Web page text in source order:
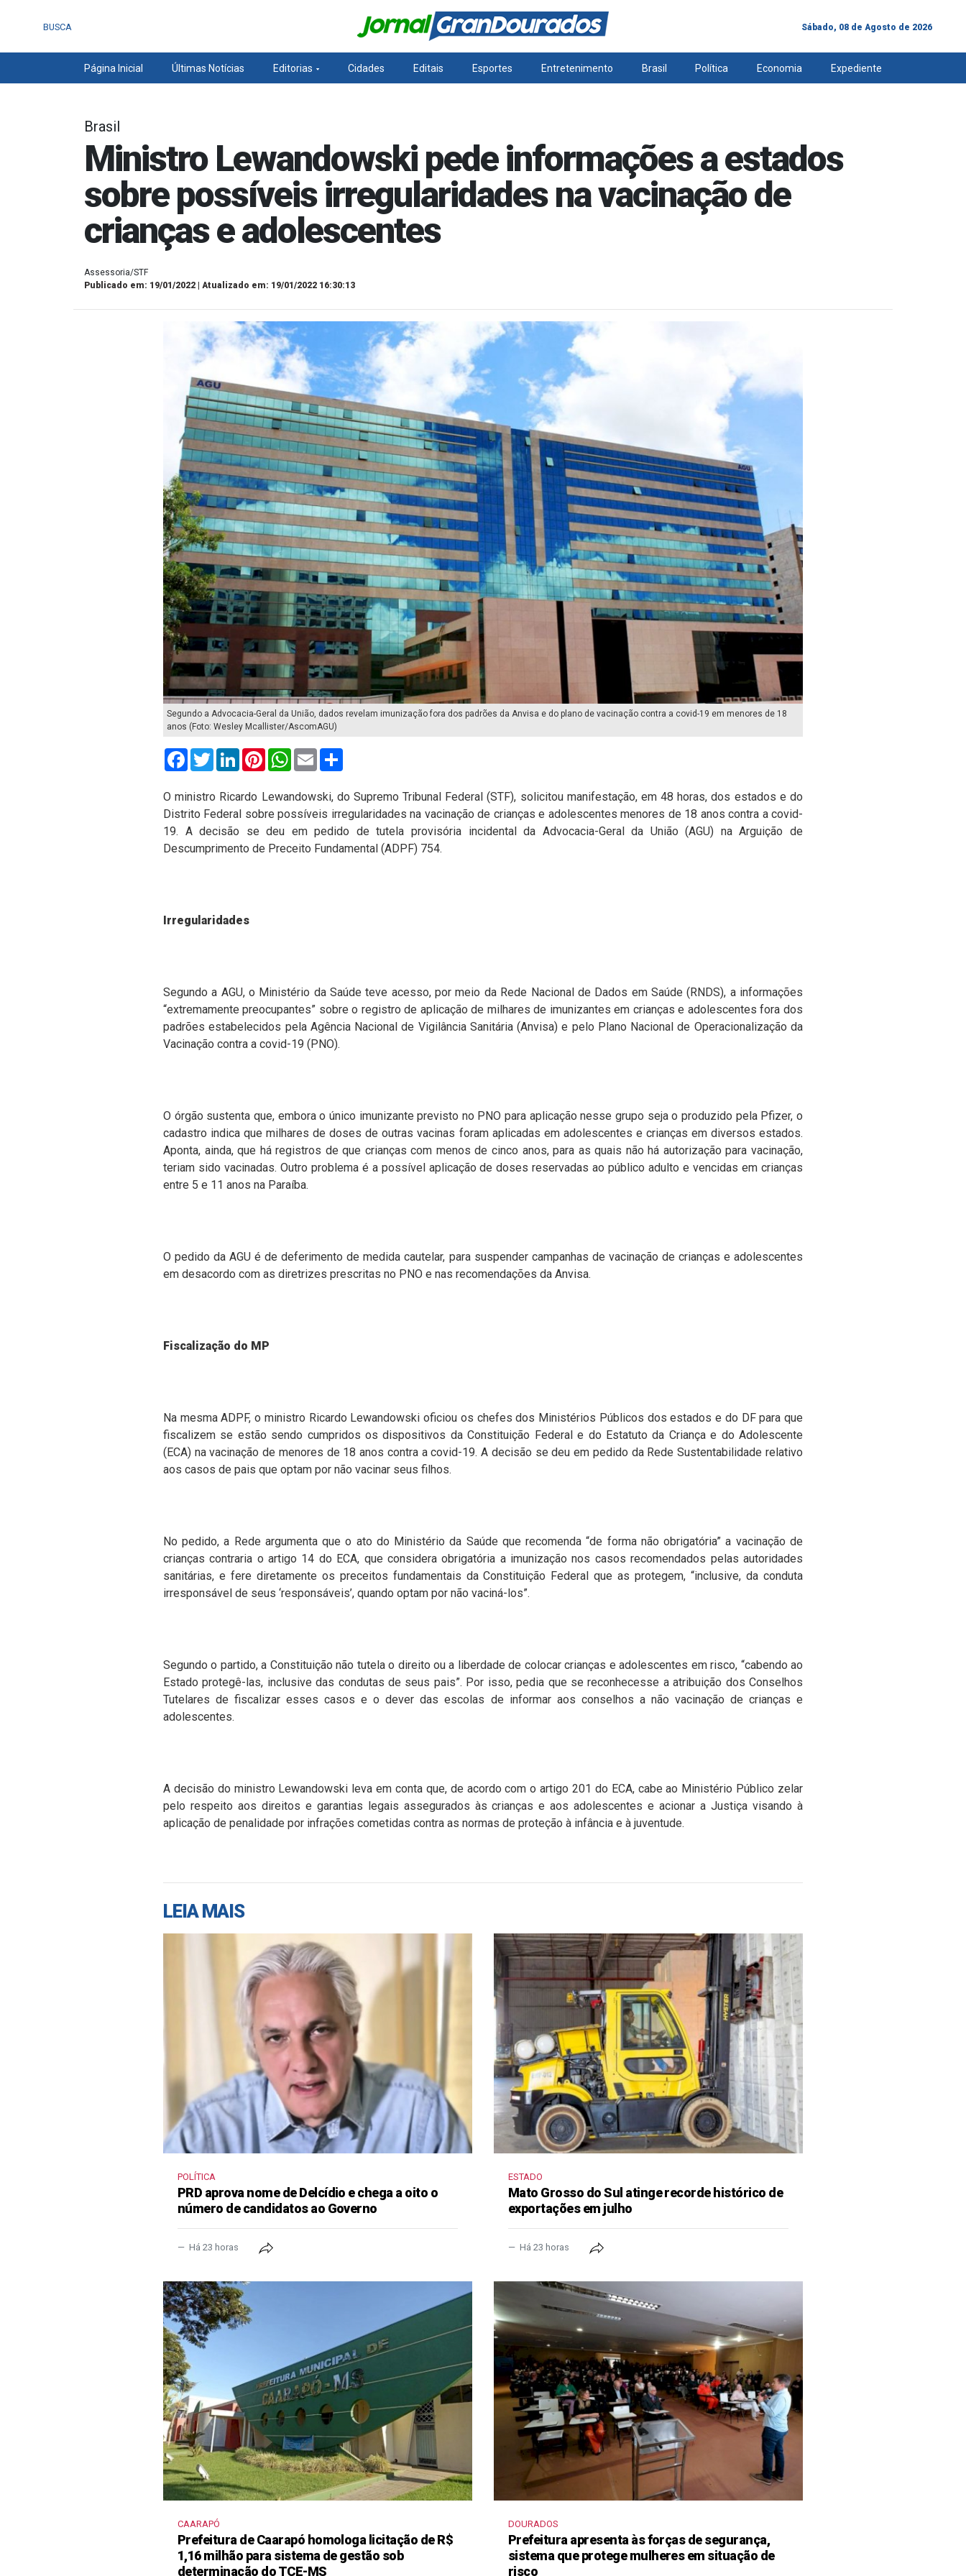
BUSCA Sábado, 08 de Agosto de 2026
Página Inicial Últimas Notícias Editorias Cidades Editais Esportes Entretenimento Brasil Política Economia Expediente
Brasil
Ministro Lewandowski pede informações a estados
sobre possíveis irregularidades na vacinação de
crianças e adolescentes
Assessoria/STF
Publicado em: 19/01/2022 | Atualizado em: 19/01/2022 16:30:13
Segundo a Advocacia-Geral da União, dados revelam imunização fora dos padrões da Anvisa e do plano de vacinação contra a covid-19 em menores de 18
anos (Foto: Wesley Mcallister/AscomAGU)
FacebookTwitterLinkedInPinterestWhatsApp
Email
O ministro Ricardo Lewandowski, do Supremo Tribunal Federal (STF), solicitou manifestação, em 48 horas, dos estados e do
Distrito Federal sobre possíveis irregularidades na vacinação de crianças e adolescentes menores de 18 anos contra a covid-
19. A decisão se deu em pedido de tutela provisória incidental da Advocacia-Geral da União (AGU) na Arguição de
Descumprimento de Preceito Fundamental (ADPF) 754.
Irregularidades
Segundo a AGU, o Ministério da Saúde teve acesso, por meio da Rede Nacional de Dados em Saúde (RNDS), a informações
“extremamente preocupantes” sobre o registro de aplicação de milhares de imunizantes em crianças e adolescentes fora dos
padrões estabelecidos pela Agência Nacional de Vigilância Sanitária (Anvisa) e pelo Plano Nacional de Operacionalização da
Vacinação contra a covid-19 (PNO).
O órgão sustenta que, embora o único imunizante previsto no PNO para aplicação nesse grupo seja o produzido pela Pfizer, o
cadastro indica que milhares de doses de outras vacinas foram aplicadas em adolescentes e crianças em diversos estados.
Aponta, ainda, que há registros de que crianças com menos de cinco anos, para as quais não há autorização para vacinação,
teriam sido ​vacinadas. Outro problema é a possível aplicação de doses reservadas ao público adulto e vencidas em crianças
entre 5 e 11 anos na Paraíba.
O pedido da AGU é de deferimento de medida cautelar, para suspender campanhas de vacinação de crianças e adolescentes
em desacordo com as diretrizes prescritas no PNO e nas recomendações da Anvisa.
Fiscalização do MP
Na mesma ADPF, o ministro Ricardo Lewandowski oficiou os chefes dos Ministérios Públicos dos estados e do DF para que
fiscalizem se estão ​sendo cumprido​s os dispositivos da Constituição Federal e do Estatuto da Criança e do Adolescente
(ECA) na vacinação de menores de 18 anos contra a covid-19. A decisão se deu em pedido da Rede Sustentabilidade relativo
aos casos de pais que optam por não vacinar seus filhos.
No pedido, a Rede argumenta que o ato do Ministério da Saúde que recomenda “de forma não obrigatória” a vacinação de
crianças contraria o artigo 14 do ECA, que considera obrigatória a imunização nos casos recomendados pelas autoridades
sanitárias, e fere diretamente os preceitos fundamentais da Constituição Federal que as protegem, “inclusive, da conduta
irresponsável de seus ‘responsáveis’, quando optam por não vaciná-los”.
Segundo o partido, a Constituição não tutela o direito ou a liberdade de colocar crianças e adolescentes em risco, “cabendo ao
Estado protegê-las, inclusive das condutas de seus pais”. Por isso, pedia que se reconhecesse a atribuição dos Conselhos
Tutelares de fiscalizar esses casos e o dever das escolas de informar aos conselhos a não vacinação de crianças e
adolescentes.
A decisão do ministro Lewandowski leva em conta que, de acordo com o artigo 201 do ECA, cabe ao Ministério Público zelar
pelo respeito aos direitos e garantias legais assegurados às crianças e aos adolescentes e acionar a Justiça visando à
aplicação de penalidade por infrações cometidas contra as normas de proteção à infância e à juventude.
LEIA MAIS
POLÍTICA
PRD aprova nome de Delcídio e chega a oito o
número de candidatos ao Governo
Há 23 horas
ESTADO
Mato Grosso do Sul atinge recorde histórico de
exportações em julho
Há 23 horas
CAARAPÓ
Prefeitura de Caarapó homologa licitação de R$
1,16 milhão para sistema de gestão sob
determinação do TCE-MS
DOURADOS
Prefeitura apresenta às forças de segurança,
sistema que protege mulheres em situação de
risco